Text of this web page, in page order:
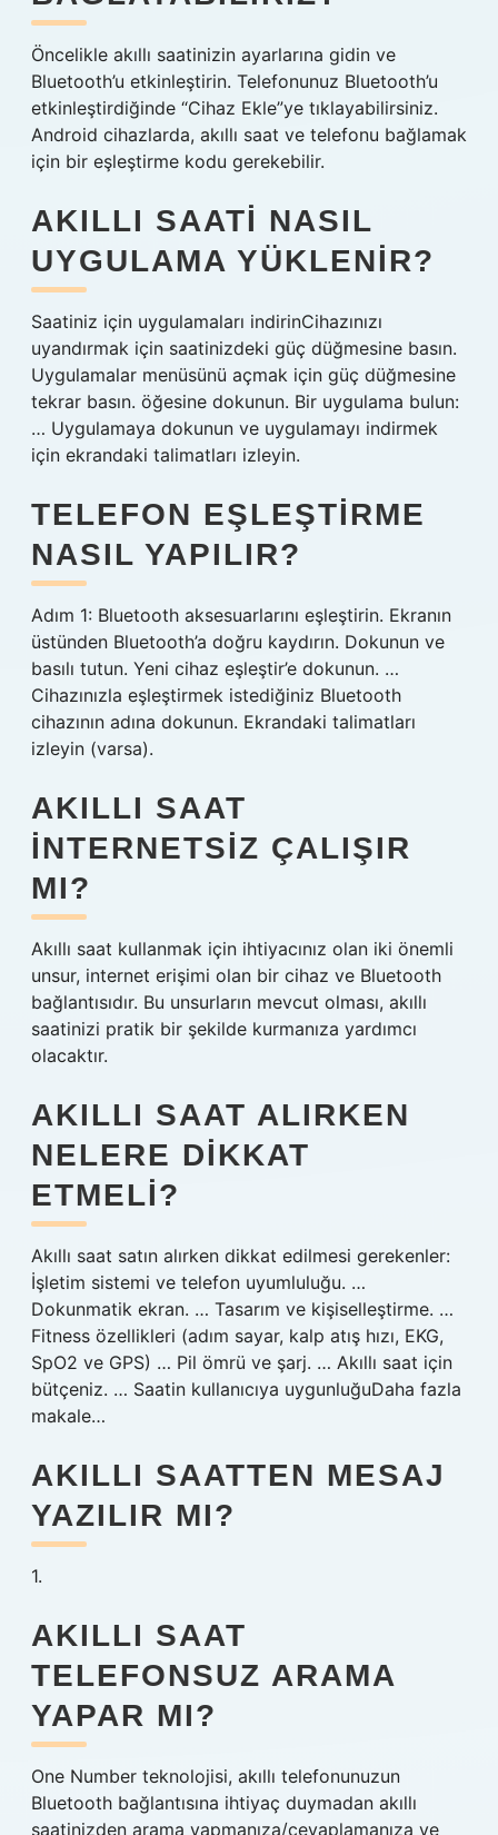
Öncelikle akıllı saatinizin ayarlarına gidin ve
Bluetooth’u etkinleştirin. Telefonunuz Bluetooth’u
etkinleştirdiğinde “Cihaz Ekle”ye tıklayabilirsiniz.
Android cihazlarda, akıllı saat ve telefonu bağlamak
için bir eşleştirme kodu gerekebilir.
AKILLI SAATI NASIL
UYGULAMA YÜKLENIR?
Saatiniz için uygulamaları indirinCihazınızı
uyandırmak için saatinizdeki güç düğmesine basın.
Uygulamalar menüsünü açmak için güç düğmesine
tekrar basın. öğesine dokunun. Bir uygulama bulun:
… Uygulamaya dokunun ve uygulamayı indirmek
için ekrandaki talimatları izleyin.
TELEFON EŞLEŞTIRME
NASIL YAPILIR?
Adım 1: Bluetooth aksesuarlarını eşleştirin. Ekranın
üstünden Bluetooth’a doğru kaydırın. Dokunun ve
basılı tutun. Yeni cihaz eşleştir’e dokunun. …
Cihazınızla eşleştirmek istediğiniz Bluetooth
cihazının adına dokunun. Ekrandaki talimatları
izleyin (varsa).
AKILLI SAAT
INTERNETSIZ ÇALIŞIR
MI?
Akıllı saat kullanmak için ihtiyacınız olan iki önemli
unsur, internet erişimi olan bir cihaz ve Bluetooth
bağlantısıdır. Bu unsurların mevcut olması, akıllı
saatinizi pratik bir şekilde kurmanıza yardımcı
olacaktır.
AKILLI SAAT ALIRKEN
NELERE DIKKAT
ETMELI?
Akıllı saat satın alırken dikkat edilmesi gerekenler:
İşletim sistemi ve telefon uyumluluğu. …
Dokunmatik ekran. … Tasarım ve kişiselleştirme. …
Fitness özellikleri (adım sayar, kalp atış hızı, EKG,
SpO2 ve GPS) … Pil ömrü ve şarj. … Akıllı saat için
bütçeniz. … Saatin kullanıcıya uygunluğuDaha fazla
makale…
AKILLI SAATTEN MESAJ
YAZILIR MI?
1.
AKILLI SAAT
TELEFONSUZ ARAMA
YAPAR MI?
One Number teknolojisi, akıllı telefonunuzun
Bluetooth bağlantısına ihtiyaç duymadan akıllı
saatinizden arama yapmanıza/cevaplamanıza ve